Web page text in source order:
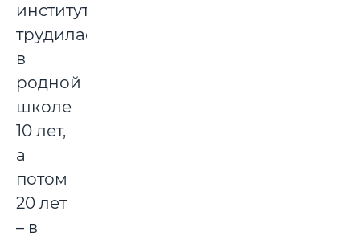
института
трудилась
в
родной
школе
10 лет,
а
потом
20 лет
– в